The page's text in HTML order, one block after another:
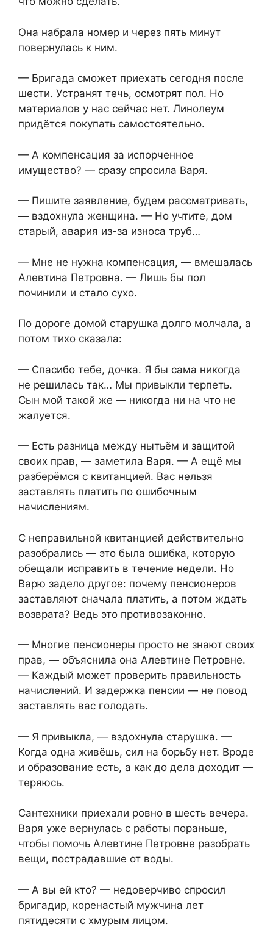
Она набрала номер и через пять минут
повернулась к ним.
— Бригада сможет приехать сегодня после
шести. Устранят течь, осмотрят пол. Но
материалов у нас сейчас нет. Линолеум
придётся покупать самостоятельно.
— А компенсация за испорченное
имущество? — сразу спросила Варя.
— Пишите заявление, будем рассматривать,
— вздохнула женщина. — Но учтите, дом
старый, авария из-за износа труб…
— Мне не нужна компенсация, — вмешалась
Алевтина Петровна. — Лишь бы пол
починили и стало сухо.
По дороге домой старушка долго молчала, а
потом тихо сказала:
— Спасибо тебе, дочка. Я бы сама никогда
не решилась так… Мы привыкли терпеть.
Сын мой такой же — никогда ни на что не
жалуется.
— Есть разница между нытьём и защитой
своих прав, — заметила Варя. — А ещё мы
разберёмся с квитанцией. Вас нельзя
заставлять платить по ошибочным
начислениям.
С неправильной квитанцией действительно
разобрались — это была ошибка, которую
обещали исправить в течение недели. Но
Варю задело другое: почему пенсионеров
заставляют сначала платить, а потом ждать
возврата? Ведь это противозаконно.
— Многие пенсионеры просто не знают своих
прав, — объяснила она Алевтине Петровне.
— Каждый может проверить правильность
начислений. И задержка пенсии — не повод
заставлять вас голодать.
— Я привыкла, — вздохнула старушка. —
Когда одна живёшь, сил на борьбу нет. Вроде
и образование есть, а как до дела доходит —
теряюсь.
Сантехники приехали ровно в шесть вечера.
Варя уже вернулась с работы пораньше,
чтобы помочь Алевтине Петровне разобрать
вещи, пострадавшие от воды.
— А вы ей кто? — недоверчиво спросил
бригадир, коренастый мужчина лет
пятидесяти с хмурым лицом.